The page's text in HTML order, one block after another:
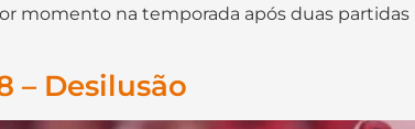
momento na temporada após duas
– Desilusão